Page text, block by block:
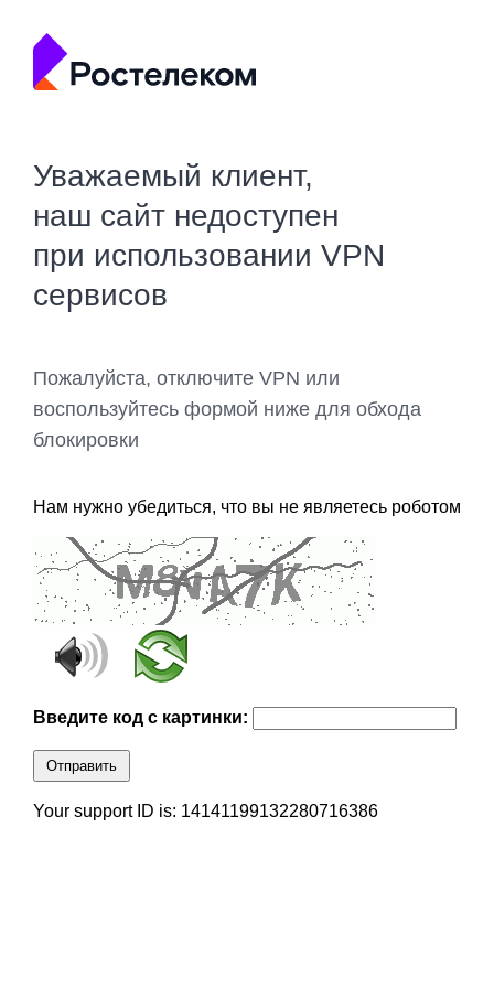
Уважаемый клиент,
наш сайт недоступен
при использовании VPN
сервисов
Пожалуйста, отключите VPN или
воспользуйтесь формой ниже для обхода
блокировки
Нам нужно убедиться, что вы не являетесь роботом
Введите код с картинки:
Отправить
Your support ID is: 14141199132280716386